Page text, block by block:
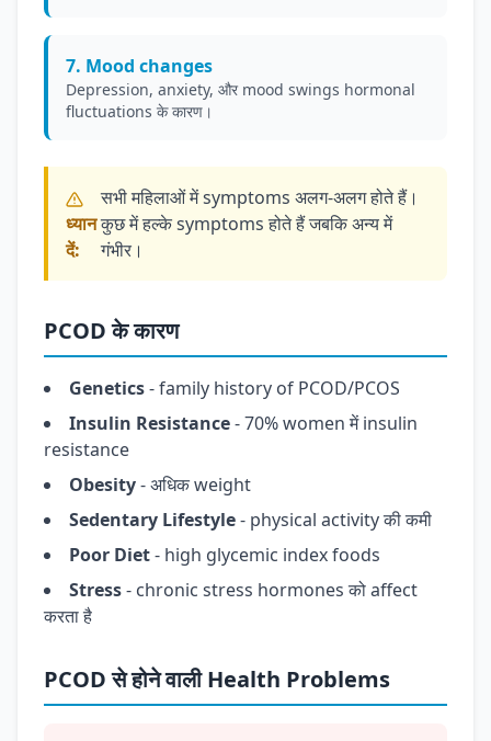
7. Mood changes
Depression, anxiety, और mood swings hormonal
fluctuations के कारण।
ध्यान
दें:
सभी महिलाओं में symptoms अलग-अलग होते हैं।
कुछ में हल्के symptoms होते हैं जबकि अन्य में
गंभीर।
PCOD के कारण
Genetics- family history of PCOD/PCOS
Insulin Resistance- 70% women में insulin
resistance
Obesity- अधिक weight
Sedentary Lifestyle- physical activity की कमी
Poor Diet- high glycemic index foods
Stress- chronic stress hormones को affect
करता है
PCOD से होने वाली Health Problems